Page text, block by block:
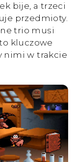
bije, a trzeci
przedmioty.
trio musi
kluczowe
nimi w trakcie